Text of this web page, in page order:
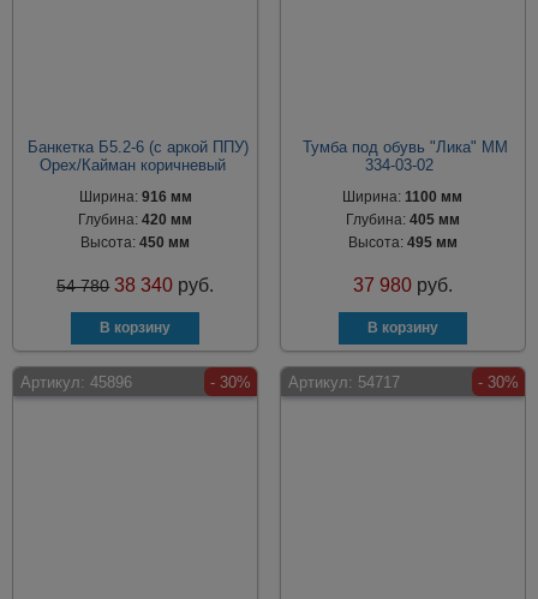
Банкетка Б5.2-6 (с аркой ППУ)
Орех/Кайман коричневый
Ширина: 916 мм
Глубина:420 мм
Высота:450 мм
54 780 38 340 руб.
Тумба под обувь "Лика" ММ
334-03-02
Ширина:1100 мм
Глубина: 405 мм
Высота: 495 мм
37 980 руб.
Артикул: 45896 - 30% Артикул: 54717 - 30%